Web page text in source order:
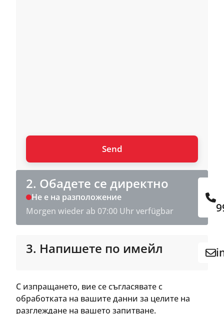
2. Обадете се директно
Не е на разположение
Morgen wieder ab 07:00 Uhr verfügbar
3. Напишете по имейл
С изпращането, вие се съгласявате с
обработката на вашите данни за целите на
разглеждане на вашето запитване.